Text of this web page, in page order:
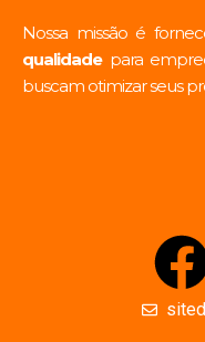
Nossa missão é
qualidadepara
buscam otimizar seus